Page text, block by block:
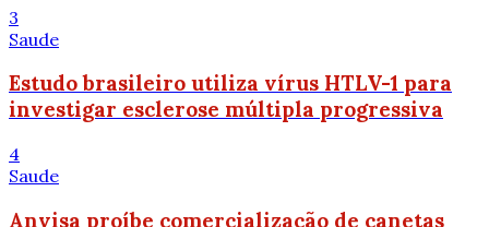
3
Saude
Estudo brasileiro utiliza vírus HTLV-1 para
investigar esclerose múltipla progressiva
4
Saude
Anvisa proíbe comercialização de canetas